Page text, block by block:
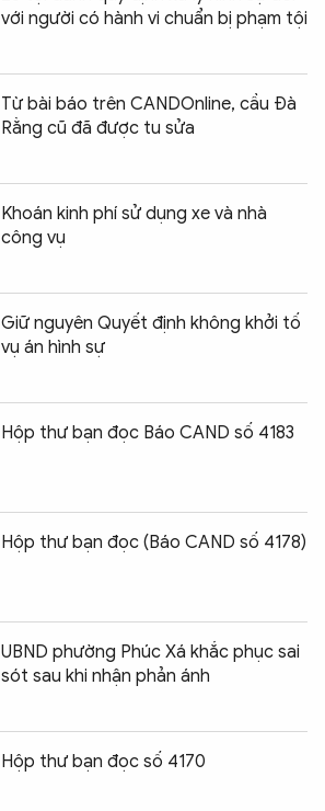
với người có hành vi chuẩn bị phạm tội
Từ bài báo trên CANDOnline, cầu Đà
Rằng cũ đã được tu sửa
Khoán kinh phí sử dụng xe và nhà
công vụ
Giữ nguyên Quyết định không khởi tố
vụ án hình sự
Hộp thư bạn đọc Báo CAND số 4183
Hộp thư bạn đọc (Báo CAND số 4178)
UBND phường Phúc Xá khắc phục sai
sót sau khi nhận phản ánh
Hộp thư bạn đọc số 4170